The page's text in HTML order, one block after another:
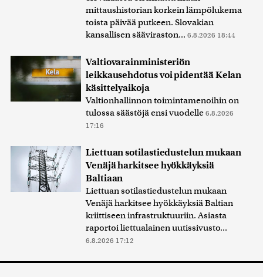
mittaushistorian korkein lämpölukema
toista päivää putkeen. Slovakian
kansallisen sääviraston... 6.8.2026 18:44
Valtiovarainministeriön
leikkausehdotus voi pidentää Kelan
käsittelyaikoja
Valtionhallinnon toimintamenoihin on
tulossa säästöjä ensi vuodelle 6.8.2026
17:16
Liettuan sotilastiedustelun mukaan
Venäjä harkitsee hyökkäyksiä
Baltiaan
Liettuan sotilastiedustelun mukaan
Venäjä harkitsee hyökkäyksiä Baltian
kriittiseen infrastruktuuriin. Asiasta
raportoi liettualainen uutissivusto...
6.8.2026 17:12